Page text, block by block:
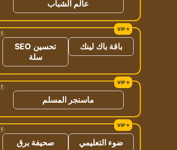
عالم الشباب
!
باقة باك لينك
تحسين SEO
سلة
!
ماسنجر المسلم
!
ضوء التعليمي
صحيفة برق